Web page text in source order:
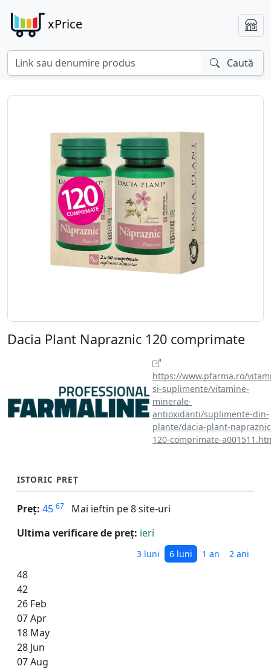
xPrice
Caută
Dacia Plant Napraznic 120 comprimate
https://www.pfarma.ro/
si-suplimente/vitamine-
minerale-
antioxidanti/suplimente-din-
plante/dacia-plant-
120-comprimate-
ISTORIC PREȚ
Preț: 45 67
Mai ieftin pe 8 site-uri
Ultima verificare de preț: ieri
3 luni 6 luni 1 an 2 ani
48
42
26 Feb
07 Apr
18 May
28 Jun
07 Aug